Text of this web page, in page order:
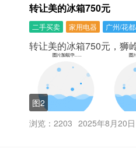
您审核结果。4、为什
频繁”？为了防止部分
度进行了限制，这时建
什么发布信息时提示我
复发布，建议您在发布
在用户中心里的“刷新”
帖子（怎么清除浏览
以尝试清除浏览器IE临
1、点击“发布”按钮无
传图片，导致发布不
转让美的冰箱750元
二手买卖 家用电器 广州/花
转让美的冰箱750元，狮
图2
浏览：2203 2025年8月20日